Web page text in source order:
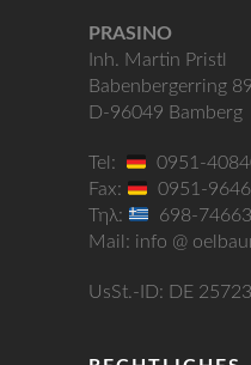
PRASINO
Inh. Martin Pristl
Babenbergerring 89
D-96049 Bamberg
Tel:
0951-
Fax:
0951-
Τηλ:
698-
Mail: info @
UsSt.-ID: DE